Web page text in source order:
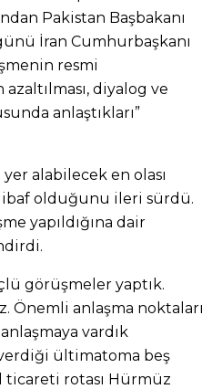
Pakistan Başbakanı
İran Cumhurbaşkanı
resmi
diyalog ve
anlaştıkları”
alabilecek en olası
olduğunu ileri sürdü.
yapıldığına dair
görüşmeler yaptık.
Önemli anlaşma noktaları
vardık
ültimatoma beş
rotası Hürmüz